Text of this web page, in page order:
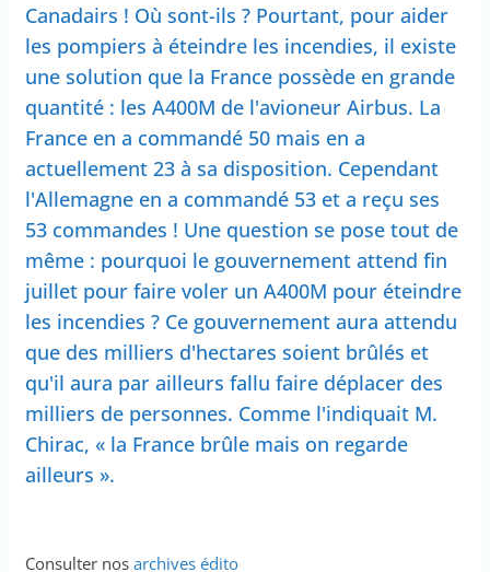
Canadairs ! Où sont-ils ? Pourtant, pour aider
les pompiers à éteindre les incendies, il existe
une solution que la France possède en grande
quantité : les A400M de l'avioneur Airbus. La
France en a commandé 50 mais en a
actuellement 23 à sa disposition. Cependant
l'Allemagne en a commandé 53 et a reçu ses
53 commandes ! Une question se pose tout de
même : pourquoi le gouvernement attend fin
juillet pour faire voler un A400M pour éteindre
les incendies ? Ce gouvernement aura attendu
que des milliers d'hectares soient brûlés et
qu'il aura par ailleurs fallu faire déplacer des
milliers de personnes. Comme l'indiquait M.
Chirac, « la France brûle mais on regarde
ailleurs ».
Consulter nos archives édito